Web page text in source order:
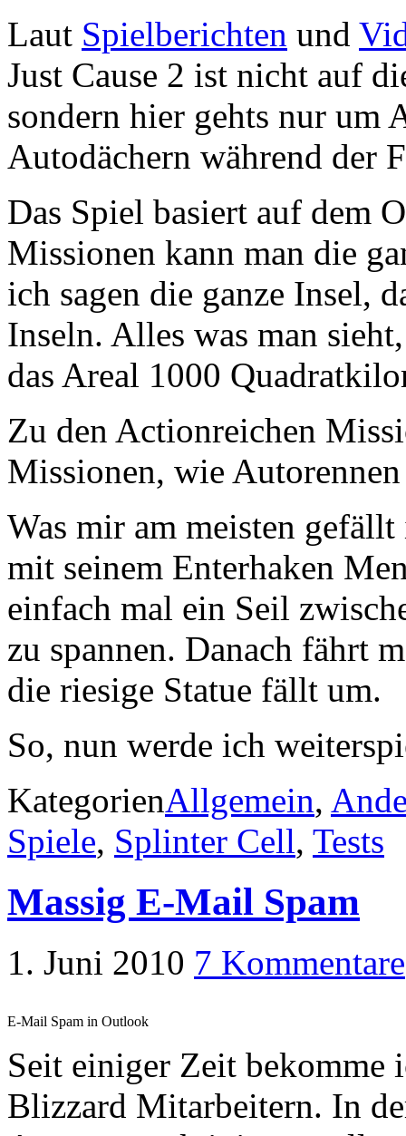
Laut Spielberichten und
Just Cause 2 ist nicht auf
sondern hier gehts nur um
Autodächern während der
Das Spiel basiert auf dem
Missionen kann man die
ich sagen die ganze Insel,
Inseln. Alles was man
das Areal 1000
Zu den Actionreichen
Missionen, wie
Was mir am meisten
mit seinem Enterhaken
einfach mal ein Seil
zu spannen. Danach fährt
die riesige Statue fällt um.
So, nun werde ich
KategorienAllgemein,
Spiele, Splinter Cell, Tests
Massig E-Mail Spam
1. Juni 2010 7 Kommentare
E-Mail Spam in Outlook
Seit einiger Zeit bekomme
Blizzard Mitarbeitern. In